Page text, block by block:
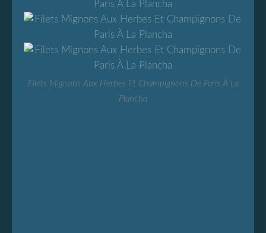
Filets Mignons Aux Herbes Et Champignons De Paris À La
Plancha